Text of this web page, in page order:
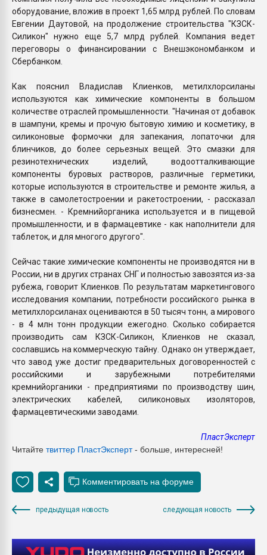
оборудование, вложив в проект 1,65 млрд рублей. По словам
Евгении Даутовой, на продолжение строительства "КЗСК-
Силикон" нужно еще 5,7 млрд рублей. Компания ведет
переговоры о финансировании с Внешэкономбанком и
Сбербанком.
Как пояснил Владислав Клиенков, метилхлорсиланы
используются как химические компоненты в большом
количестве отраслей промышленности. "Начиная от добавок
в шампуни, кремы и прочую бытовую химию и косметику, в
силиконовые формочки для запекания, лопаточки для
блинчиков, до более серьезных вещей. Это смазки для
резинотехнических изделий, водоотталкивающие
компоненты буровых растворов, различные герметики,
которые используются в строительстве и ремонте жилья, а
также в самолетостроении и ракетостроении, - рассказал
бизнесмен. - Кремнийорганика используется и в пищевой
промышленности, и в фармацевтике - как наполнители для
таблеток, и для многого другого".
Сейчас такие химические компоненты не производятся ни в
России, ни в других странах СНГ и полностью завозятся из-за
рубежа, говорит Клиенков. По результатам маркетингового
исследования компании, потребности российского рынка в
метилхлорсиланах оцениваются в 50 тысяч тонн, а мирового
- в 4 млн тонн продукции ежегодно. Сколько собирается
производить сам КЗСК-Силикон, Клиенков не сказал,
сославшись на коммерческую тайну. Однако он утверждает,
что завод уже достиг предварительных договоренностей с
российскими и зарубежными потребителями
кремнийорганики - предприятиями по производству шин,
электрических кабелей, силиконовых изоляторов,
фармацевтическими заводами.
ПластЭксперт
Читайте твиттер ПластЭксперт- больше, интересней!
предыдущая новость следующая новость